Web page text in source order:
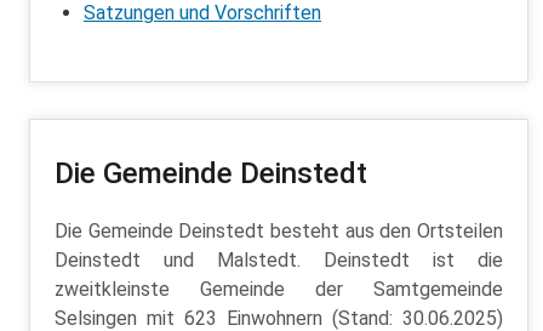
Satzungen und Vorschriften
Die Gemeinde Deinstedt
Die Gemeinde Deinstedt besteht aus den Ortsteilen
Deinstedt und Malstedt. Deinstedt ist die
zweitkleinste Gemeinde der Samtgemeinde
Selsingen mit 623 Einwohnern (Stand: 30.06.2025)